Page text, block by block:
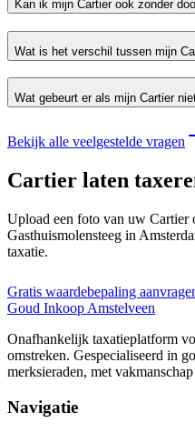
Kan ik mijn Cartier ook zonder
Wat is het verschil tussen mijn
Wat gebeurt er als mijn Cartier
Bekijk alle veelgestelde vragen
Cartier laten
Upload een foto van uw Cartier
Gasthuismolensteeg in
taxatie.
Gratis waardebepaling
Goud Inkoop Amstelveen
Onafhankelijk taxatieplatform
omstreken. Gespecialiseerd in
merksieraden, met
Navigatie